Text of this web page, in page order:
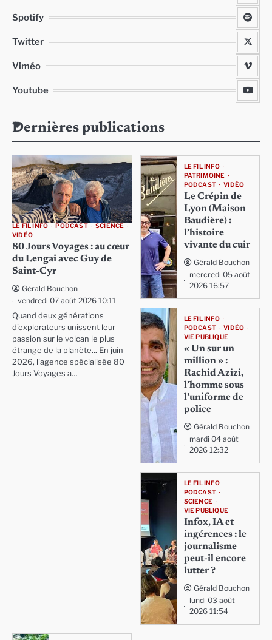
Spotify
Twitter
Viméo
Youtube
Dernières publications
LE FIL INFO PODCAST
SCIENCE
VIDÉO
80 Jours Voyages : au cœur
du Lengai avec Guy de
Saint-Cyr
Gérald Bouchon
vendredi 07 août 2026 10:11
Quand deux générations
d'explorateurs unissent leur
passion sur le volcan le plus
étrange de la planète... En juin
2026, l'agence spécialisée 80
Jours Voyages a…
LE FIL INFO
PATRIMOINE
PODCAST
VIDÉO
Le Crépin de
Lyon (Maison
Baudière) :
l’histoire
vivante du cuir
Gérald Bouchon
mercredi 05 août
2026 16:57
LE FIL INFO
PODCAST
VIDÉO
VIE PUBLIQUE
« Un sur un
million » :
Rachid Azizi,
l’homme sous
l’uniforme de
police
Gérald Bouchon
mardi 04 août
2026 12:32
LE FIL INFO
PODCAST
SCIENCE
VIE PUBLIQUE
Infox, IA et
ingérences : le
journalisme
peut-il encore
lutter ?
Gérald Bouchon
lundi 03 août
2026 11:54